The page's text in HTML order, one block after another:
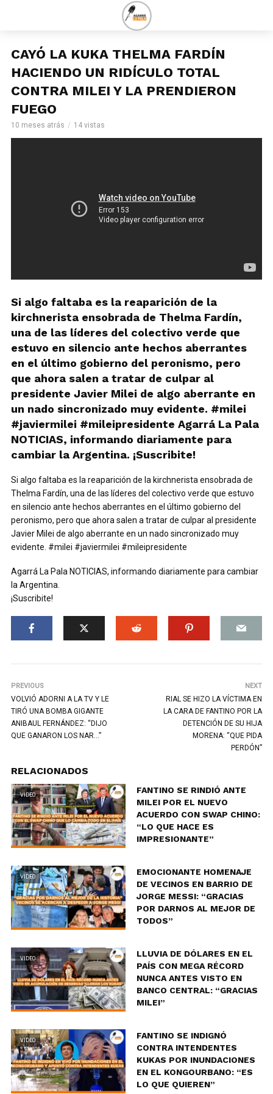
CAYÓ LA KUKA THELMA FARDÍN
HACIENDO UN RIDÍCULO TOTAL
CONTRA MILEI Y LA PRENDIERON
FUEGO
10 meses atrás 14 vistas
Si algo faltaba es la reaparición de la
kirchnerista ensobrada de Thelma Fardín,
una de las líderes del colectivo verde que
estuvo en silencio ante hechos aberrantes
en el último gobierno del peronismo, pero
que ahora salen a tratar de culpar al
presidente Javier Milei de algo aberrante en
un nado sincronizado muy evidente. #milei
#javiermilei #mileipresidente Agarrá La Pala
NOTICIAS, informando diariamente para
cambiar la Argentina. ¡Suscribite!
Si algo faltaba es la reaparición de la kirchnerista ensobrada de
Thelma Fardín, una de las líderes del colectivo verde que estuvo
en silencio ante hechos aberrantes en el último gobierno del
peronismo, pero que ahora salen a tratar de culpar al presidente
Javier Milei de algo aberrante en un nado sincronizado muy
evidente. #milei #javiermilei #mileipresidente
Agarrá La Pala NOTICIAS, informando diariamente para cambiar
la Argentina.
¡Suscribite!
PREVIOUS
VOLVIÓ ADORNI A LA TV Y LE
TIRÓ UNA BOMBA GIGANTE
ANIBAUL FERNÁNDEZ: “DIJO
QUE GANARON LOS NAR…”
NEXT
RIAL SE HIZO LA VÍCTIMA EN
LA CARA DE FANTINO POR LA
DETENCIÓN DE SU HIJA
MORENA: “QUE PIDA
PERDÓN”
RELACIONADOS
VIDEO
FANTINO SE RINDIÓ ANTE
MILEI POR EL NUEVO
ACUERDO CON SWAP CHINO:
“LO QUE HACE ES
IMPRESIONANTE”
VIDEO
EMOCIONANTE HOMENAJE
DE VECINOS EN BARRIO DE
JORGE MESSI: “GRACIAS
POR DARNOS AL MEJOR DE
TODOS”
VIDEO
LLUVIA DE DÓLARES EN EL
PAÍS CON MEGA RÉCORD
NUNCA ANTES VISTO EN
BANCO CENTRAL: “GRACIAS
MILEI”
VIDEO
FANTINO SE INDIGNÓ
CONTRA INTENDENTES
KUKAS POR INUNDACIONES
EN EL KONGOURBANO: “ES
LO QUE QUIEREN”